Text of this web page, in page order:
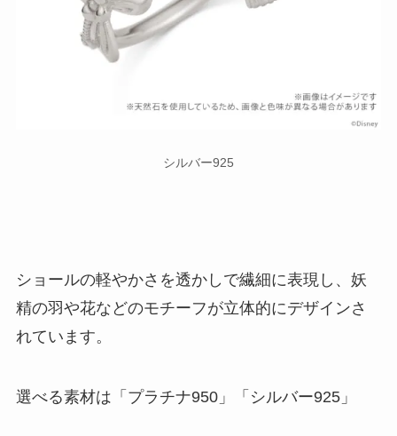
シルバー925
ショールの軽やかさを透かしで繊細に表現し、妖
精の羽や花などのモチーフが立体的にデザインさ
れています。
選べる素材は「プラチナ950」「シルバー925」